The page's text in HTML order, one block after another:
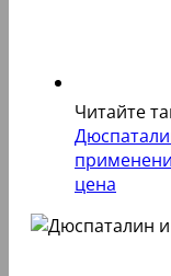
Читайте
цена